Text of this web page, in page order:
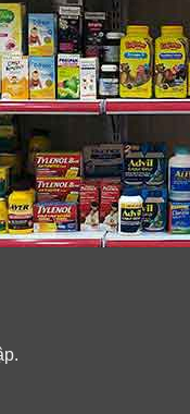
chất từ các
căng mọng.
làn da tươi trẻ và